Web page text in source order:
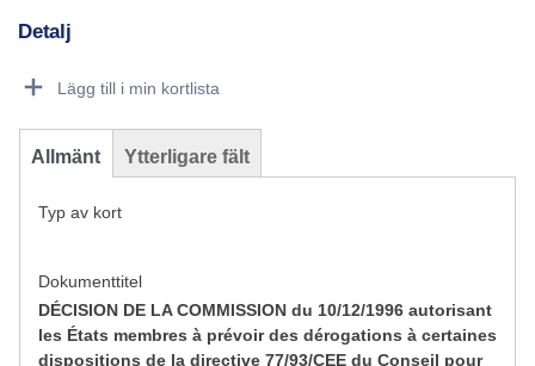
Detalj
Lägg till i min kortlista
Allmänt Ytterligare fält
Typ av kort
Dokumenttitel
DÉCISION DE LA COMMISSION du 10/12/1996 autorisant
les États membres à prévoir des dérogations à certaines
dispositions de la directive 77/93/CEE du Conseil pour